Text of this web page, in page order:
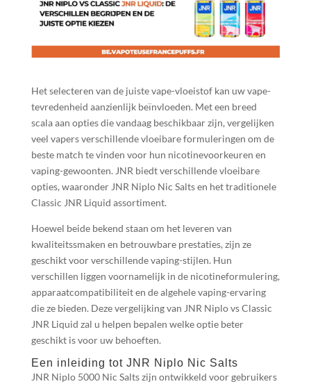
Het selecteren van de juiste vape-vloeistof kan uw vape-
tevredenheid aanzienlijk beïnvloeden. Met een breed
scala aan opties die vandaag beschikbaar zijn, vergelijken
veel vapers verschillende vloeibare formuleringen om de
beste match te vinden voor hun nicotinevoorkeuren en
vaping-gewoonten. JNR biedt verschillende vloeibare
opties, waaronder JNR Niplo Nic Salts en het traditionele
Classic JNR Liquid assortiment.
Hoewel beide bekend staan om het leveren van
kwaliteitssmaken en betrouwbare prestaties, zijn ze
geschikt voor verschillende vaping-stijlen. Hun
verschillen liggen voornamelijk in de nicotineformulering,
apparaatcompatibiliteit en de algehele vaping-ervaring
die ze bieden. Deze vergelijking van JNR Niplo vs Classic
JNR Liquid zal u helpen bepalen welke optie beter
geschikt is voor uw behoeften.
Een inleiding tot JNR Niplo Nic Salts
JNR Niplo 5000 Nic Salts zijn ontwikkeld voor gebruikers